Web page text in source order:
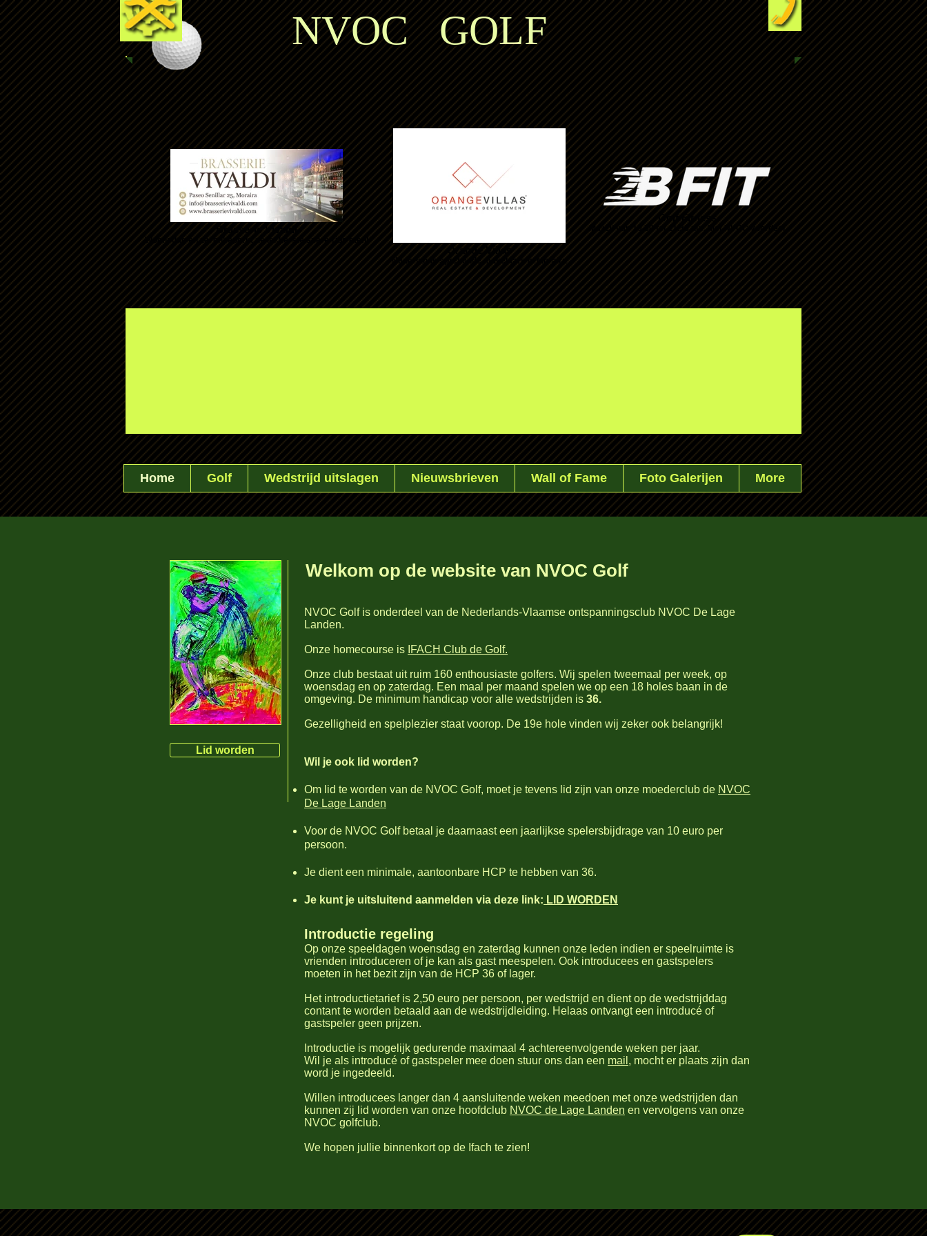
NVOC GOLF
Brasserie Vivaldi
Woensdag en za. onbeperkt de lekkerste spare-ribs eten!
Orange Villas
Nederlands sprekende makelaars in Moraira
Golf Fitness
Ma+Di van 10.30 tot 11.30 uur. Met NVOC voordeel
Home Golf Wedstrijd uitslagen Nieuwsbrieven Wall of Fame Foto Galerijen More
Lid worden
Welkom op de website van NVOC Golf
NVOC Golf is onderdeel van de Nederlands-Vlaamse ontspanningsclub NVOC De Lage
Landen.
Onze homecourse is IFACH Club de Golf.
Onze club bestaat uit ruim 160 enthousiaste golfers. Wij spelen tweemaal per week, op
woensdag en op zaterdag. Een maal per maand spelen we op een 18 holes baan in de
omgeving. De minimum handicap voor alle wedstrijden is 36.
Gezelligheid en spelplezier staat voorop. De 19e hole vinden wij zeker ook belangrijk!
Wil je ook lid worden?
Om lid te worden van de NVOC Golf, moet je tevens lid zijn van onze moederclub de NVOC
De Lage Landen
Voor de NVOC Golf betaal je daarnaast een jaarlijkse spelersbijdrage van 10 euro per
persoon.
Je dient een minimale, aantoonbare HCP te hebben van 36.
Je kunt je uitsluitend aanmelden via deze link: LID WORDEN
Introductie regeling
Op onze speeldagen woensdag en zaterdag kunnen onze leden indien er speelruimte is
vrienden introduceren of je kan als gast meespelen. Ook introducees en gastspelers
moeten in het bezit zijn van de HCP 36 of lager.
Het introductietarief is 2,50 euro per persoon, per wedstrijd en dient op de wedstrijddag
contant te worden betaald aan de wedstrijdleiding. Helaas ontvangt een introducé of
gastspeler geen prijzen.
Introductie is mogelijk gedurende maximaal 4 achtereenvolgende weken per jaar.
Wil je als introducé of gastspeler mee doen stuur ons dan een mail , mocht er plaats zijn dan
word je ingedeeld.
Willen introducees langer dan 4 aansluitende weken meedoen met onze wedstrijden dan
kunnen zij lid worden van onze hoofdclub NVOC de Lage Landen en vervolgens van onze
NVOC golfclub.
We hopen jullie binnenkort op de Ifach te zien!